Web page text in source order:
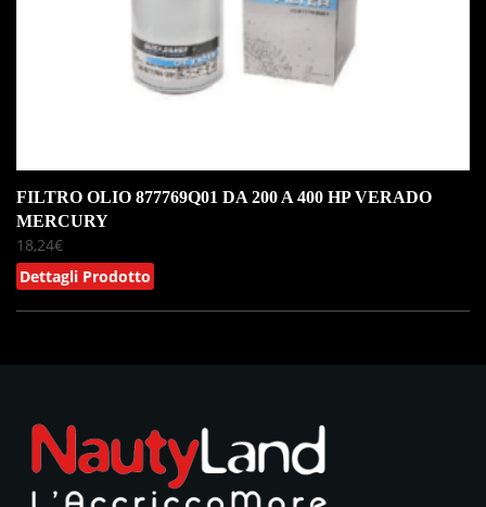
FILTRO OLIO 877769Q01 DA 200 A 400 HP VERADO
MERCURY
18,24€
Dettagli Prodotto